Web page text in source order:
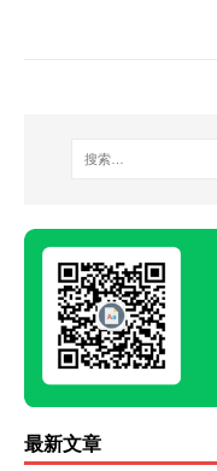
最新文章